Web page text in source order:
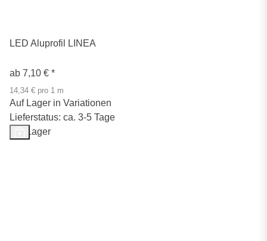
LED Aluprofil LINEA
ab 7,10 € *
14,34 € pro 1 m
Auf Lager in Variationen
Lieferstatus: ca. 3-5 Tage
Auf Lager